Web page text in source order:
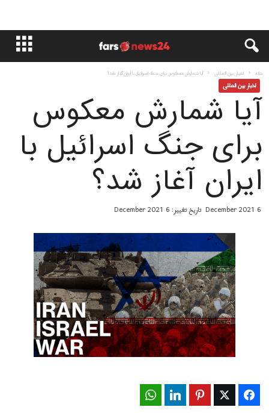
خانه اخبار بین المللی آیا شمارش معکوس برای جنگ اسرائیل با ایران آغاز شد؟
اخبار بین المللی
آیا شمارش معکوس
برای جنگ اسرائیل با
ایران آغاز شد؟
6 December 2021 تاریخ تغییر: 6 December 2021
Facebook
Twitter
Pinterest
LinkedIn